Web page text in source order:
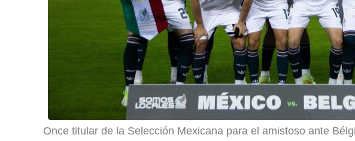
Once titular de la Selección Mexicana para el amistoso ante